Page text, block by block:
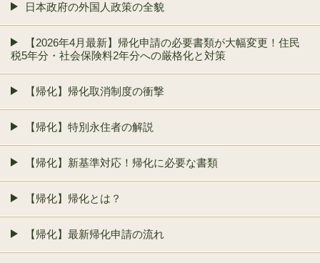
日本政府の外国人政策の全貌
【2026年4月最新】帰化申請の必要書類が大幅変更！住民
税5年分・社会保険料2年分への厳格化と対策
【帰化】帰化取消制度の衝撃
【帰化】特別永住者の解説
【帰化】新基準対応！帰化に必要な書類
【帰化】帰化とは？
【帰化】最新帰化申請の流れ